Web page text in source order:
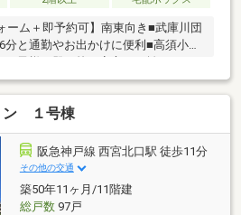
ーム＋即予約可】南東向き■武庫川団
分と通勤やお出かけに便利■高須小学
店まで徒歩7分
ン １号棟
阪急神戸線 西宮北口駅 徒歩11分
その他の交通
築50年11ヶ月/11階建
総戸数97戸